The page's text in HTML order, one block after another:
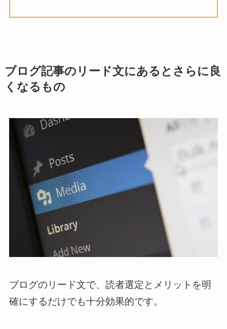
ブログ記事のリード文にあるとさらに良
くなるもの
ブログのリード文で、読者選定とメリットを明
確にするだけでも十分効果的です。